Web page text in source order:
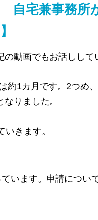
自宅兼事務所
動画でもお話しし
約1カ月です。2つめ
りました。
きます。
います。申請につい